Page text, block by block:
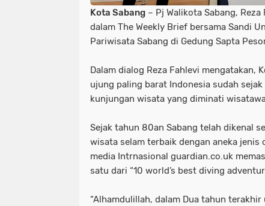
Kota Sabang – Pj Walikota Sabang,
dalam The Weekly Brief bersama Sandi
Pariwisata Sabang di Gedung Sapta
Dalam dialog Reza Fahlevi mengatakan,
ujung paling barat Indonesia sudah
kunjungan wisata yang diminati
Sejak tahun 80an Sabang telah dikenal
wisata selam terbaik dengan aneka jenis
media Intrnasional guardian.co.uk
satu dari “10 world’s best diving
“Alhamdulillah, dalam Dua tahun